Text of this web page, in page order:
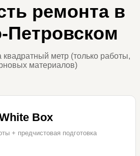
ремонта в
Петровском
метр (только работы,
материалов)
Box
+ предчистовая подготовка